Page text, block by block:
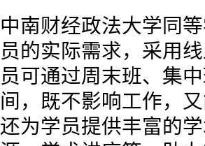
中南财经政法大学同
员的实际需求，采用
员可通过周末班、集
间，既不影响工作，
还为学员提供丰富的